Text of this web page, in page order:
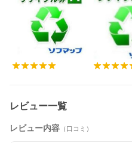
レビュー一覧
レビュー内容 （口コミ）